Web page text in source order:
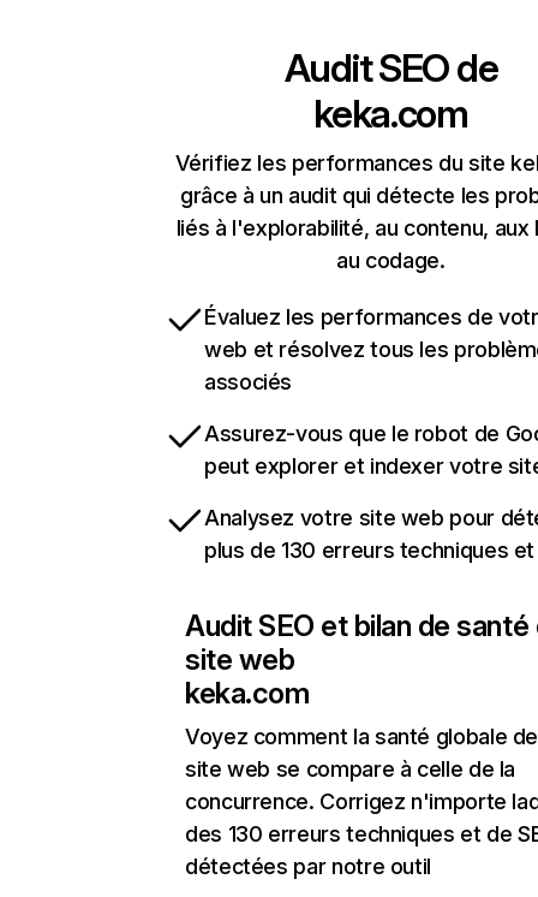
Audit SEO de
keka.com
Vérifiez les performances du site
grâce à un audit qui détecte les
liés à l'explorabilité, au contenu, aux
au codage.
Évaluez les performances de
web et résolvez tous les
associés
Assurez-vous que le robot de
peut explorer et indexer votre
Analysez votre site web pour
plus de 130 erreurs techniques et
Audit SEO et bilan de santé
site web
keka.com
Voyez comment la santé globale
site web se compare à celle de la
concurrence. Corrigez n'importe
des 130 erreurs techniques et de
détectées par notre outil